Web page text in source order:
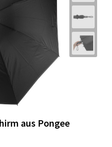
aus Pongee